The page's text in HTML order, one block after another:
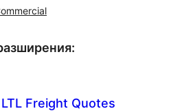
LTL Freight Quotes